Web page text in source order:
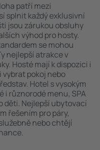
patří mezi
splnit každý exklusivní
jsou zárukou obsluhy
výhod pro hosty.
se mohou
nejlepší atrakce v
Hosté mají k dispozici i
pokoj nebo
Hotel s vysokým
i různorodé menu, SPA
děti. Nejlepší ubytovací
řešením pro páry,
nebo chtějí